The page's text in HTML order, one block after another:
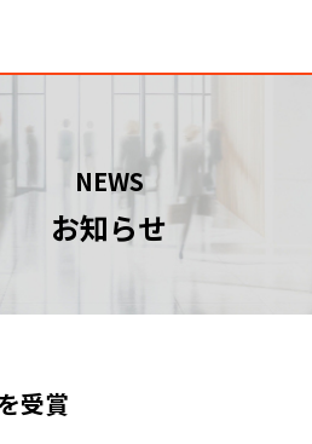
NEWS
お知らせ
受賞